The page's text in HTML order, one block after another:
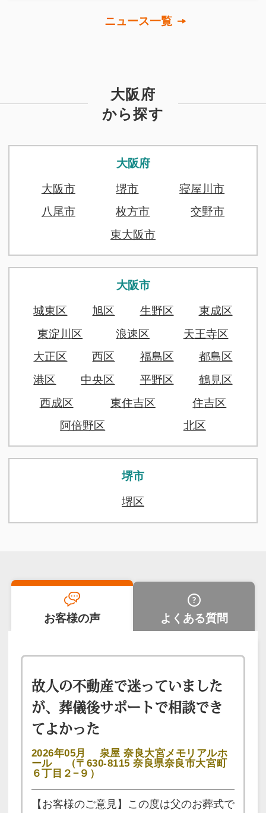
ニュース一覧
大阪府
から探す
大阪府
大阪市 堺市
寝屋川市
八尾市
枚方市
交野市
東大阪市
大阪市
城東区 旭区 生野区
東成区
東淀川区
浪速区
天王寺区
大正区
西区 福島区
都島区
港区
中央区 平野区
鶴見区
西成区
東住吉区
住吉区
阿倍野区
北区
堺市
堺区
お客様の声 よくある質問
故人の不動産で迷っていました
が、葬儀後サポートで相談でき
てよかった
2026年05月
泉屋 奈良大宮メモリアルホ
ール
（〒630-8115 奈良県奈良市大宮町
６丁目２−９）
【お客様のご意見】この度は父のお葬式で